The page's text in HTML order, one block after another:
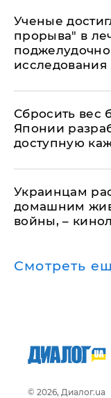
Ученые
прорыва" в
исследования
Сбросить вес
Японии
доступную
Украинцам
домашним
войны, –
Смотреть
© 2026, Диалог.ua